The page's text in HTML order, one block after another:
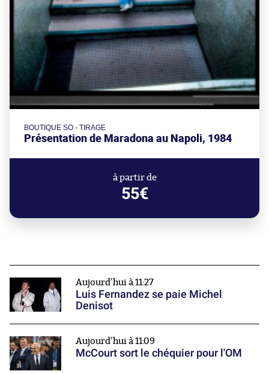
BOUTIQUE SO - TIRAGE
Présentation de Maradona au Napoli, 1984
à partir de
55€
Aujourd'hui à 11:27
Luis Fernandez se paie Michel
Denisot
Aujourd'hui à 11:09
McCourt sort le chéquier pour l'OM